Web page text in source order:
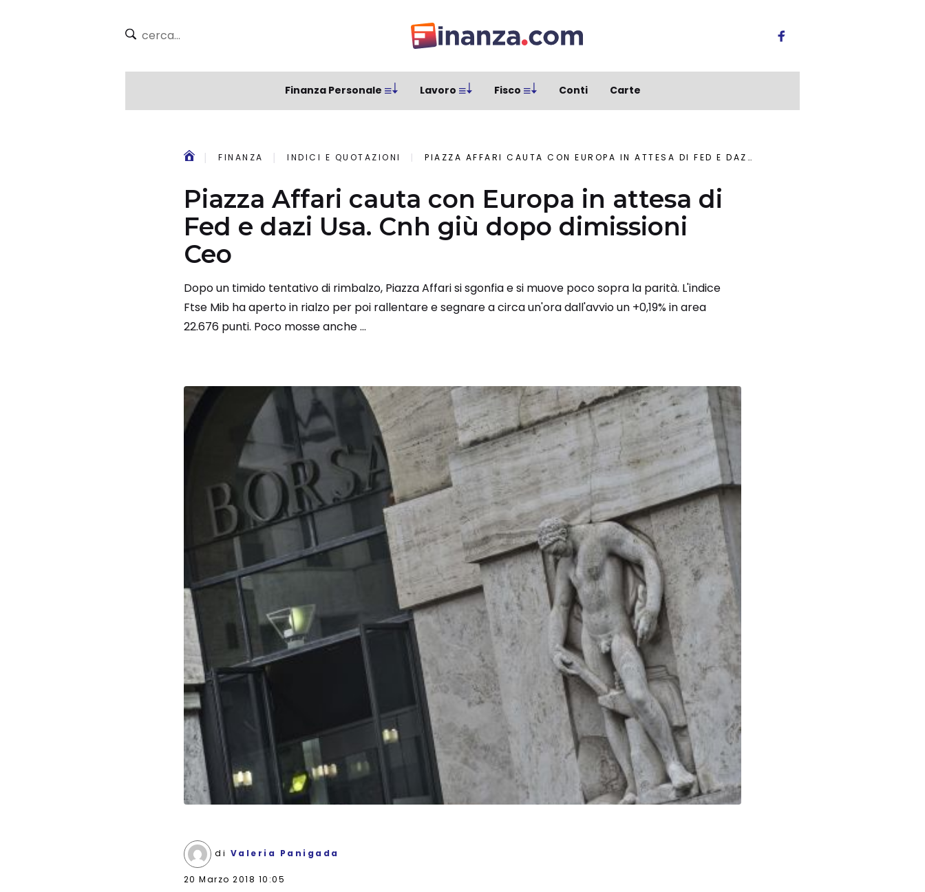
Finanza Personale Lavoro Fisco Conti Carte
FINANZA INDICI E QUOTAZIONI PIAZZA AFFARI CAUTA CON EUROPA IN ATTESA DI FED E DAZI USA. CNH GIÙ DOPO DIMISSIONI CEO
Piazza Affari cauta con Europa in attesa di
Fed e dazi Usa. Cnh giù dopo dimissioni
Ceo
Dopo un timido tentativo di rimbalzo, Piazza Affari si sgonfia e si muove poco sopra la parità. L'indice
Ftse Mib ha aperto in rialzo per poi rallentare e segnare a circa un'ora dall'avvio un +0,19% in area
22.676 punti. Poco mosse anche ...
di Valeria Panigada
20 Marzo 2018 10:05